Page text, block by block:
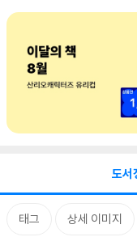
도서
태그 상세 이미지